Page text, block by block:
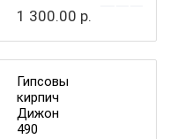
1 300.00 р.
Гипсовый
кирпич
Дижон
490